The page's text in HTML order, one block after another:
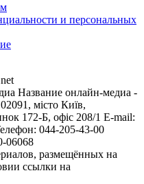
и персональных
Название онлайн-медиа -
місто Київ,
172-Б, офіс 208/1 E-mail:
044-205-43-00
06068
размещённых на
ссылки на